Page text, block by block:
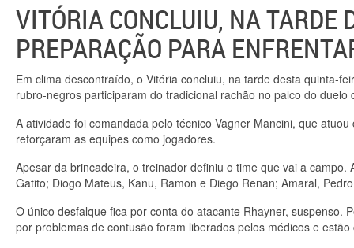
VITÓRIA CONCLUIU, NA
PREPARAÇÃO PARA
Em clima descontraído, o Vitória concluiu, na tarde desta quinta-
rubro-negros participaram do tradicional rachão no palco do duelo
A atividade foi comandada pelo técnico Vagner Mancini, que
reforçaram as equipes como jogadores.
Apesar da brincadeira, o treinador definiu o time que vai a
Gatito; Diogo Mateus, Kanu, Ramon e Diego Renan; Amaral,
O único desfalque fica por conta do atacante Rhayner, suspenso.
por problemas de contusão foram liberados pelos médicos e